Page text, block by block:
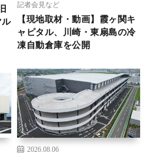
記者会見など
【現地取材・動画】霞ヶ関キ
ャピタル、川崎・東扇島の冷
凍自動倉庫を公開
2026.08.06